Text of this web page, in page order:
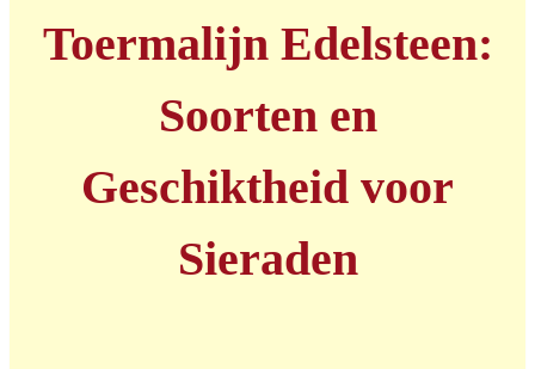
Toermalijn Edelsteen:
Soorten en
Geschiktheid voor
Sieraden